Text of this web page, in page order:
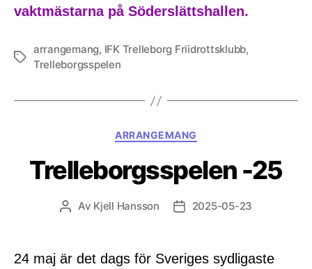
vaktmästarna på Söderslättshallen.
Etiketter
arrangemang, IFK Trelleborg Friidrottsklubb,
Trelleborgsspelen
Kategorier
ARRANGEMANG
Trelleborgsspelen -25
Inläggsförfattare
Av Kjell Hansson Inläggsdatum
2025-05-23
24 maj är det dags för Sveriges sydligaste